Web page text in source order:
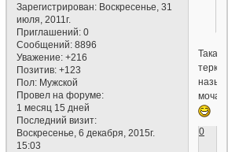
Зарегистрирован: Воскресенье, 31
июля, 2011г.
Приглашений: 0
Сообщений: 8896
Уважение: +216
Позитив: +123
Пол: Мужской
Провел на форуме:
1 месяц 15 дней
Последний визит:
Воскресенье, 6 декабря, 2015г.
15:03
Такая
терка
0